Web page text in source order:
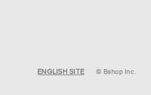
ENGLISH SITE © Bshop Inc.